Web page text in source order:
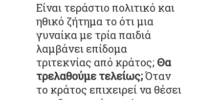
Είναι τεράστιο πολιτικό και
ηθικό ζήτημα το ότι μια
γυναίκα με τρία παιδιά
λαμβάνει επίδομα
τριτεκνίας από κράτος; Θα
τρελαθούμε τελείως;Όταν
το κράτος επιχειρεί να θέσει